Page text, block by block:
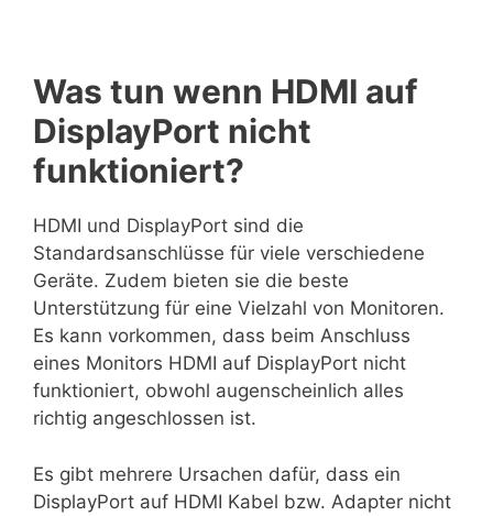
Was tun wenn HDMI auf
DisplayPort nicht
funktioniert?
HDMI und DisplayPort sind die
Standardsanschlüsse für viele verschiedene
Geräte. Zudem bieten sie die beste
Unterstützung für eine Vielzahl von Monitoren.
Es kann vorkommen, dass beim Anschluss
eines Monitors HDMI auf DisplayPort nicht
funktioniert, obwohl augenscheinlich alles
richtig angeschlossen ist.
Es gibt mehrere Ursachen dafür, dass ein
DisplayPort auf HDMI Kabel bzw. Adapter nicht